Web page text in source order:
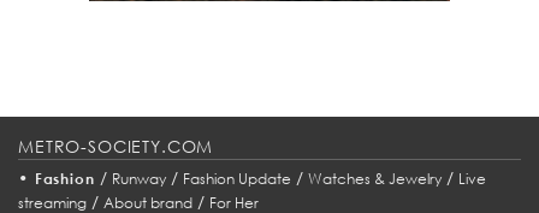
METRO-SOCIETY.COM
• Fashion / Runway/ Fashion Update / Watches & Jewelry/ Live
streaming / About brand / For Her